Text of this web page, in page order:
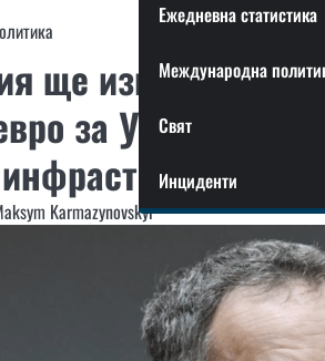
Ежедневна статистика
Международна
Свят
Инциденти
ще изпрати нов
за Украйна за
Karmazynovskyi